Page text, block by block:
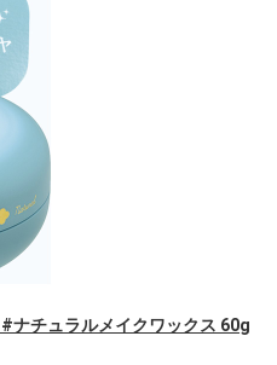
ナチュラルメイクワックス 60g